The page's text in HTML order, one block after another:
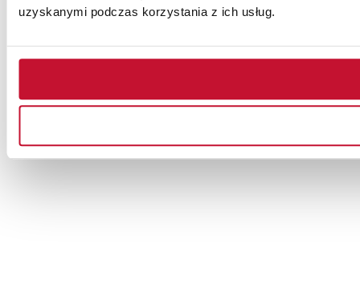
uzyskanymi podczas korzystania z ich usług.